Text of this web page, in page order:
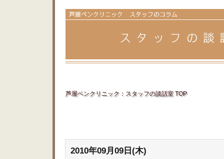
芦屋ベンクリニック：スタッフの談話室 TOP
2010年09月09日(木)